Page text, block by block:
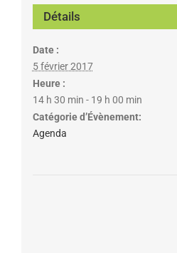
Détails
Date :
5 février 2017
Heure :
14 h 30 min - 19 h 00 min
Catégorie d’Évènement:
Agenda